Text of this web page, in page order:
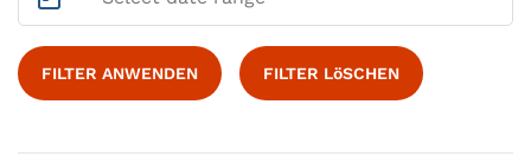
FILTER ANWENDEN FILTER LöSCHEN